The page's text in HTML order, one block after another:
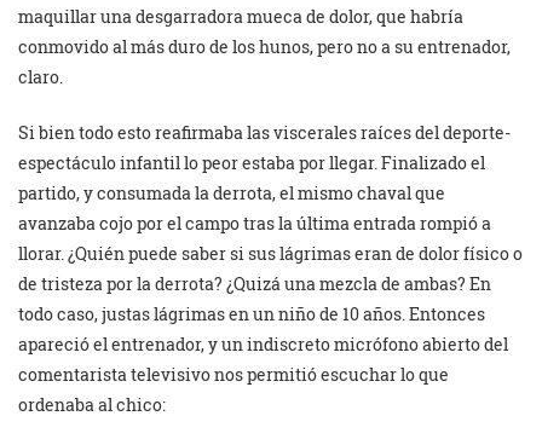
maquillar una desgarradora mueca de dolor, que habría
conmovido al más duro de los hunos, pero no a su entrenador,
claro.
Si bien todo esto reafirmaba las viscerales raíces del deporte-
espectáculo infantil lo peor estaba por llegar. Finalizado el
partido, y consumada la derrota, el mismo chaval que
avanzaba cojo por el campo tras la última entrada rompió a
llorar. ¿Quién puede saber si sus lágrimas eran de dolor físico o
de tristeza por la derrota? ¿Quizá una mezcla de ambas? En
todo caso, justas lágrimas en un niño de 10 años. Entonces
apareció el entrenador, y un indiscreto micrófono abierto del
comentarista televisivo nos permitió escuchar lo que
ordenaba al chico: